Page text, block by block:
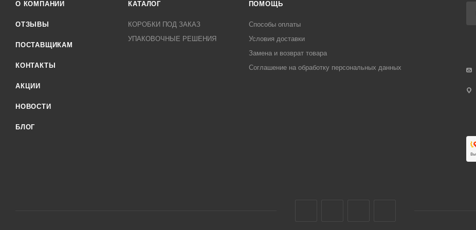
О КОМПАНИИ
ОТЗЫВЫ
ПОСТАВЩИКАМ
КОНТАКТЫ
АКЦИИ
НОВОСТИ
БЛОГ
КАТАЛОГ
КОРОБКИ ПОД ЗАКАЗ
УПАКОВОЧНЫЕ РЕШЕНИЯ
ПОМОЩЬ
Способы оплаты
Условия доставки
Замена и возврат товара
Соглашение на обработку персональных данных